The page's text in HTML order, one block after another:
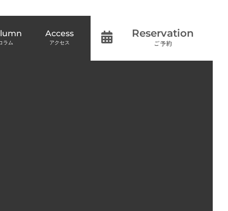
ラム
Access
アクセス
Reservation
ご予約